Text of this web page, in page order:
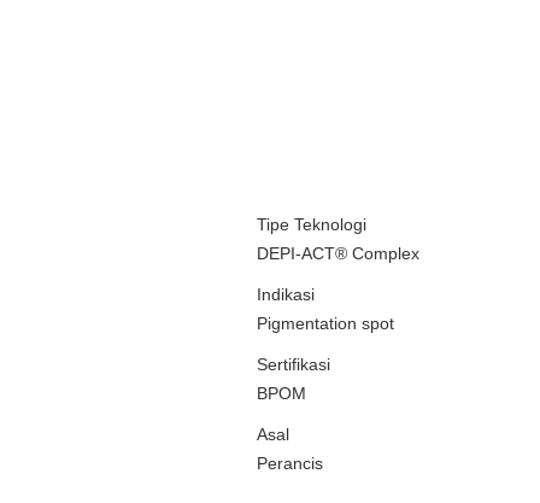
Tipe Teknologi
DEPI-ACT® Complex
Indikasi
Pigmentation spot
Sertifikasi
BPOM
Asal
Perancis